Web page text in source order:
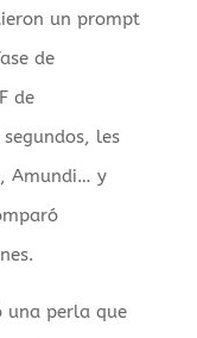
un prompt
de
de
les
Amundi… y
una perla que